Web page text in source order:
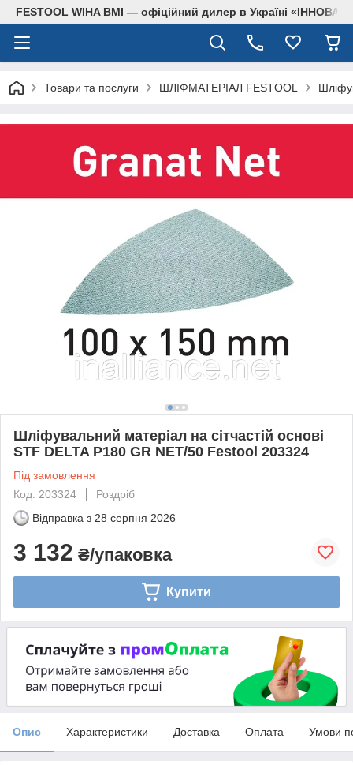
FESTOOL WIHA BMI — офіційний дилер в Україні
Товари та послуги ШЛІФМАТЕРІАЛ FESTOOL
Шліфувальний матеріал на сітчастій основі
STF DELTA P180 GR NET/50 Festool 203324
Під замовлення
Код: 203324
Роздріб
Відправка з 28 серпня 2026
3 132 ₴/упаковка
Купити
Опис Характеристики Доставка Оплата Умови